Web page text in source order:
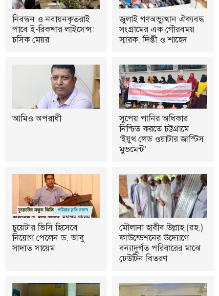
নিবন্ধন ও নবায়নকৃতরাই
পাবে ই-রিকশার লাইসেন্স:
চসিক মেয়র
জুলাই গণঅভ্যুত্থান ঐক্যবদ্ধ
সংগ্রামের এক গৌরবময়
স্মারক: দিপ্তী ও শাহেদ
আমিও অপরাধী
সুপেয় পানির অধিকার
নিশ্চিত করতে চট্টগ্রামে
‘ইয়ুথ লেড ওয়াটার জাস্টিস
মুভমেন্ট’
চুয়েট’র ভিসি হিসেবে
নিয়োগ পেলেন ড. আবু
সাদাত সায়েম
মৌলানা হাবীব উল্লাহ (রহ.)
ফাউন্ডেশনের উদ্যোগে
বন্যাদুর্গত পরিবারের মাঝে
ঢেউটিন বিতরণ